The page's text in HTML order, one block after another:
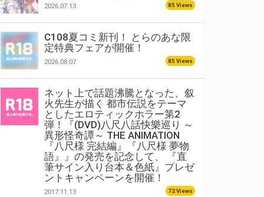
2026.07.13 85 Views
C108夏コミ新刊！ とらのあな限
定特典フェアが開催！
2026.08.07 85 Views
ネット上で話題沸騰となった、叙
火先生が描く 都市伝説をテーマ
としたエロティックホラー第2
弾！『(DVD)八尺八話快樂巡り ～
異形怪奇譚～ THE ANIMATION
『八尺様 完結編』『八尺様 夢物
語』』の発売を記念して、 『直
筆サイン入り台本＆色紙』プレゼ
ントキャンペーンを開催！
2017.11.13 72 Views